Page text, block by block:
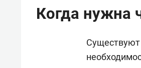
Когда нужна